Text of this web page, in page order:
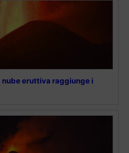
nube eruttiva raggiunge i